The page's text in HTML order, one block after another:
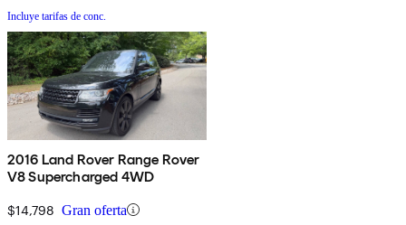
Incluye tarifas de conc.
2016 Land Rover Range Rover
V8 Supercharged 4WD
$14,798 Gran oferta